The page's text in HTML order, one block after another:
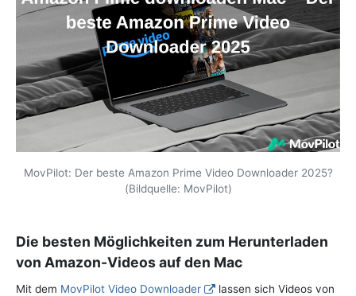
MovPilot: Der beste Amazon Prime Video Downloader 2025?
(Bildquelle: MovPilot)
Die besten Möglichkeiten zum Herunterladen
von Amazon-Videos auf den Mac
Mit dem MovPilot Video Downloader
lassen sich Videos von